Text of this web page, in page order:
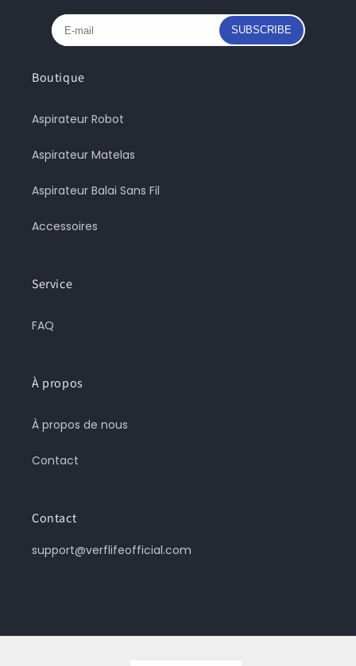
SUBSCRIBE
Boutique
Aspirateur Robot
Aspirateur Matelas
Aspirateur Balai Sans Fil
Accessoires
Service
FAQ
À propos
À propos de nous
Contact
Contact
support@verflifeofficial.com